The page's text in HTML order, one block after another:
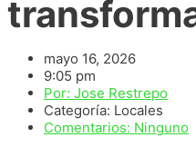
mayo 16, 2026
9:05 pm
Por: Jose Restrepo
Categoría: Locales
Comentarios: Ninguno